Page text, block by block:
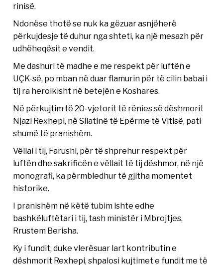
rinisë.
Ndonëse thotë se nuk ka gëzuar asnjëherë
përkujdesje të duhur nga shteti, ka një mesazh për
udhëheqësit e vendit.
Me dashuri të madhe e me respekt për luftën e
UÇK-së, po mban në duar flamurin për të cilin babai i
tij ra heroikisht në betejën e Koshares.
Në përkujtim të 20-vjetorit të rënies së dëshmorit
Njazi Rexhepi, në Sllatinë të Epërme të Vitisë, pati
shumë të pranishëm.
Vëllai i tij, Farushi, për të shprehur respekt për
luftën dhe sakrificën e vëllait të tij dëshmor, në një
monografi, ka përmbledhur të gjitha momentet
historike.
I pranishëm në këtë tubim ishte edhe
bashkëluftëtari i tij, tash ministër i Mbrojtjes,
Rrustem Berisha.
Ky i fundit, duke vlerësuar lart kontributin e
dëshmorit Rexhepi, shpalosi kujtimet e fundit me të